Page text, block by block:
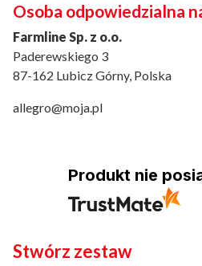
Osoba odpowiedzialna
Farmline Sp. z o.o.
Paderewskiego 3
87-162 Lubicz Górny, Polska
allegro@moja.pl
Produkt nie
Stwórz zestaw